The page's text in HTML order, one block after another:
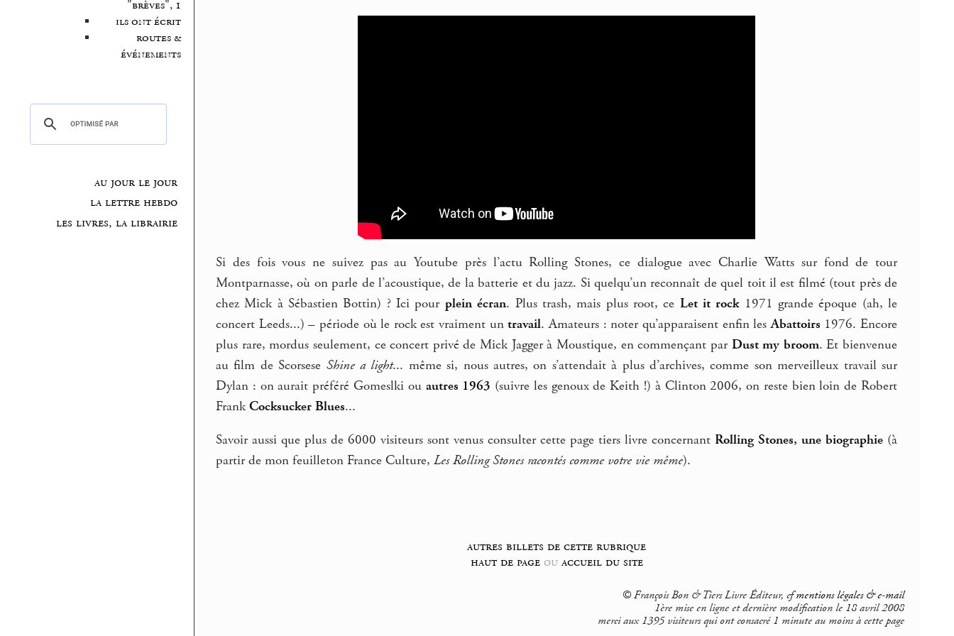
"brèves", 1
ils ont écrit
routes &
événements
au jour le jour
la lettre hebdo
les livres, la librairie
Si des fois vous ne suivez pas au Youtube près l’actu Rolling Stones, ce dialogue avec Charlie Watts sur fond de tour
Montparnasse, où on parle de l’acoustique, de la batterie et du jazz. Si quelqu’un reconnaît de quel toit il est filmé (tout près de
chez Mick à Sébastien Bottin) ? Ici pour plein écran. Plus trash, mais plus root, ce Let it rock1971 grande époque (ah, le
concert Leeds...) – période où le rock est vraiment untravail. Amateurs : noter qu’apparaisent enfin lesAbattoirs 1976. Encore
plus rare, mordus seulement, ce concert privé de Mick Jagger à Moustique, en commençant par Dust my broom. Et bienvenue
au film de Scorsese Shine a light... même si, nous autres, on s’attendait à plus d’archives, comme son merveilleux travail sur
Dylan : on aurait préféré Gomeslki ou autres 1963 (suivre les genoux de Keith !) à Clinton 2006, on reste bien loin de Robert
FrankCocksucker Blues...
Savoir aussi que plus de 6000 visiteurs sont venus consulter cette page tiers livre concernantRolling Stones, une biographie (à
partir de mon feuilleton France Culture, Les Rolling Stones racontés comme votre vie même).
autres billets de cette rubrique
haut de pageouaccueil du site
© François Bon & Tiers Livre Éditeur, cfmentions légales & e-mail
1ère mise en ligne et dernière modification le 18 avril 2008
merci aux 1395 visiteurs qui ont consacré 1 minute au moins à cette page